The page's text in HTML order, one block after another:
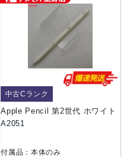
Apple Pencil 第2世代 ホワイト
A2051
中古Cランク
付属品：本体のみ